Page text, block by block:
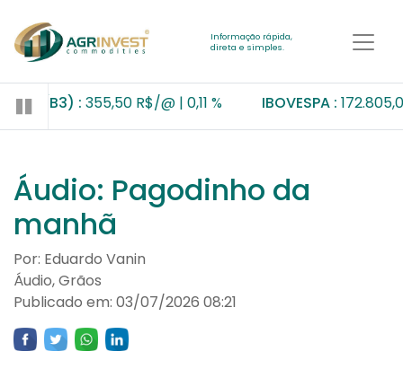
Informação rápida,
direta e simples.
(B3) : 355,50 R$/@ 0,11 % IBOVESPA :
Áudio: Pagodinho da
manhã
Por: Eduardo Vanin
Áudio, Grãos
Publicado em: 03/07/2026 08:21